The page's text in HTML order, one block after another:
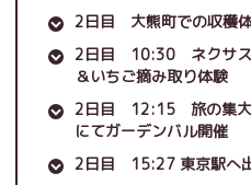
2日目 大熊町での収穫
2日目 10:30 ネクサス
＆いちご摘み取り体験
2日目 12:15 旅の集大
にてガーデンバル開催
2日目 15:27 東京駅へ